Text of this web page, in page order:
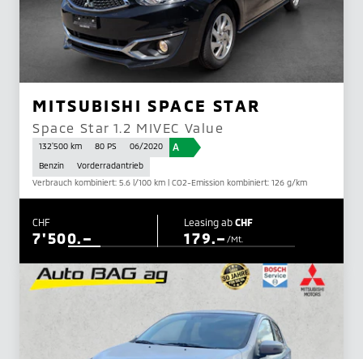
MITSUBISHI SPACE STAR
Space Star 1.2 MIVEC Value
132'500 km 80 PS 06/2020 A
Benzin
Vorderradantrieb
Verbrauch kombiniert: 5.6 l/100 km | CO2-Emission kombiniert: 126 g/km
CHF
7'500.–
Leasing abCHF
179.–/Mt.